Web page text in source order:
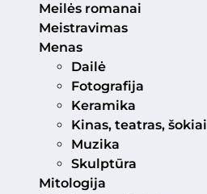
Meilės romanai
Meistravimas
Menas
Dailė
Fotografija
Keramika
Kinas, teatras, šokiai
Muzika
Skulptūra
Mitologija